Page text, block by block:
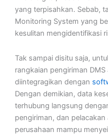
yang terpisahkan. Sebab,
Monitoring System yang
kesulitan mengidentifikasi
Tak sampai disitu saja,
rangkaian pengiriman
diintegragikan dengan
Dengan demikian, data
terhubung langsung
pengiriman, dan
perusahaan mampu